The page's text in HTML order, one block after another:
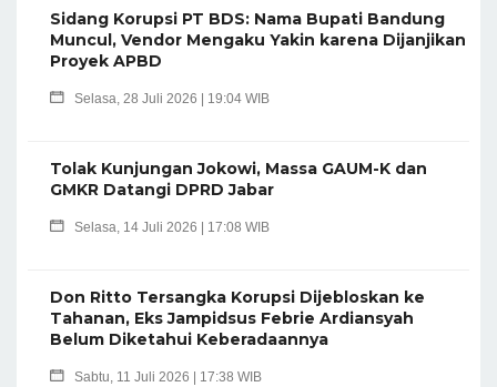
Sidang Korupsi PT BDS: Nama Bupati Bandung
Muncul, Vendor Mengaku Yakin karena Dijanjikan
Proyek APBD
Selasa, 28 Juli 2026 | 19:04 WIB
Tolak Kunjungan Jokowi, Massa GAUM-K dan
GMKR Datangi DPRD Jabar
Selasa, 14 Juli 2026 | 17:08 WIB
Don Ritto Tersangka Korupsi Dijebloskan ke
Tahanan, Eks Jampidsus Febrie Ardiansyah
Belum Diketahui Keberadaannya
Sabtu, 11 Juli 2026 | 17:38 WIB